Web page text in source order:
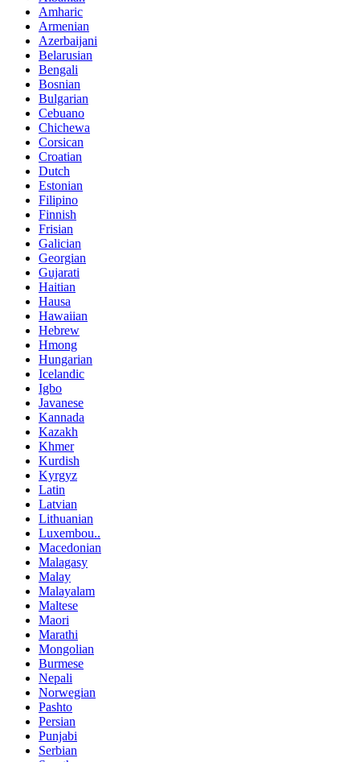
Amharic
Armenian
Azerbaijani
Belarusian
Bengali
Bosnian
Bulgarian
Cebuano
Chichewa
Corsican
Croatian
Dutch
Estonian
Filipino
Finnish
Frisian
Galician
Georgian
Gujarati
Haitian
Hausa
Hawaiian
Hebrew
Hmong
Hungarian
Icelandic
Igbo
Javanese
Kannada
Kazakh
Khmer
Kurdish
Kyrgyz
Latin
Latvian
Lithuanian
Luxembou..
Macedonian
Malagasy
Malay
Malayalam
Maltese
Maori
Marathi
Mongolian
Burmese
Nepali
Norwegian
Pashto
Persian
Punjabi
Serbian